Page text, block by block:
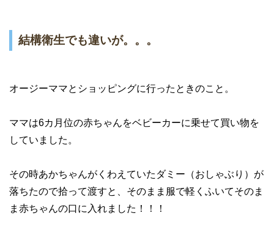
結構衛生でも違いが。。。
オージーママとショッピングに行ったときのこと。
ママは6カ月位の赤ちゃんをベビーカーに乗せて買い物を
していました。
その時あかちゃんがくわえていたダミー（おしゃぶり）が
落ちたので拾って渡すと、そのまま服で軽くふいてそのま
ま赤ちゃんの口に入れました！！！